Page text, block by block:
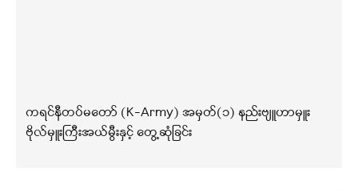
ကရင်နီတပ်မတော် (K-Army) အမှတ်(၁) နည်းဗျူဟာမှူး
ဗိုလ်မှူးကြီးအယ်မွီးနှင့် တွေ့ဆုံခြင်း